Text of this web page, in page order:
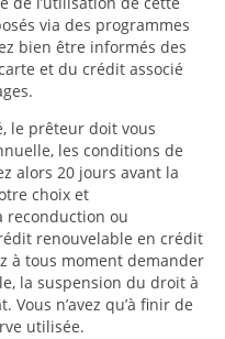
via des programmes
bien être informés des
et du crédit associé
le prêteur doit vous
les conditions de
alors 20 jours avant la
choix et
reconduction ou
renouvelable en crédit
à tous moment demander
la suspension du droit à
n’avez qu’à finir de
utilisée.